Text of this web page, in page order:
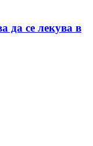
да се лекува в